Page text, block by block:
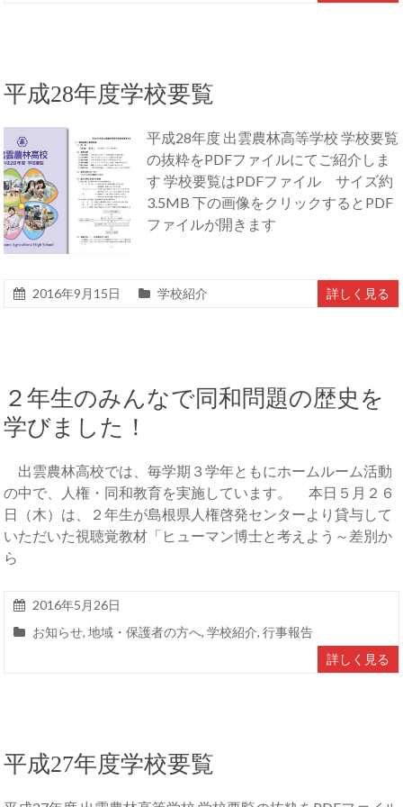
平成28年度学校要覧
平成28年度 出雲農林高等学校 学校要覧
の抜粋をPDFファイルにてご紹介しま
す 学校要覧はPDFファイル サイズ約
3.5MB 下の画像をクリックするとPDF
ファイルが開きます
2016年9月15日 学校紹介 詳しく見る
２年生のみんなで同和問題の歴史を
学びました！
出雲農林高校では、毎学期３学年ともにホームルーム活動
の中で、人権・同和教育を実施しています。 本日５月２６
日（木）は、２年生が島根県人権啓発センターより貸与して
いただいた視聴覚教材「ヒューマン博士と考えよう～差別か
ら
2016年5月26日
お知らせ,地域・保護者の方へ,学校紹介,行事報告
詳しく見る
平成27年度学校要覧